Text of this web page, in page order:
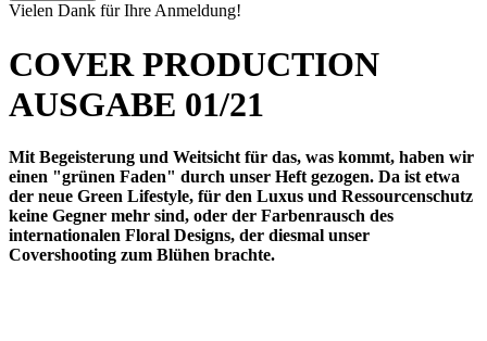
Vielen Dank für Ihre Anmeldung!
COVER PRODUCTION
AUSGABE 01/21
Mit Begeisterung und Weitsicht für das, was kommt, haben wir
einen "grünen Faden" durch unser Heft gezogen. Da ist etwa
der neue Green Lifestyle, für den Luxus und Ressourcenschutz
keine Gegner mehr sind, oder der Farbenrausch des
internationalen Floral Designs, der diesmal unser
Covershooting zum Blühen brachte.